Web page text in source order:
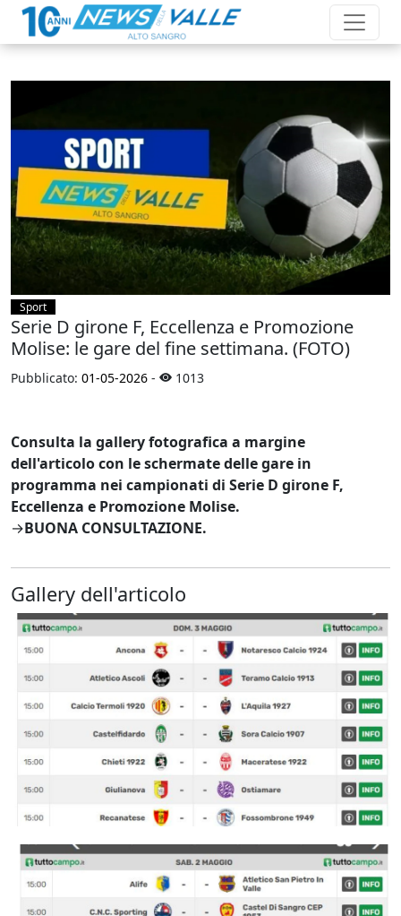
Sport
Serie D girone F, Eccellenza e Promozione
Molise: le gare del fine settimana. (FOTO)
Pubblicato: 01-05-2026 - 1013
Consulta la gallery fotografica a margine
dell'articolo con le schermate delle gare in
programma nei campionati di Serie D girone F,
Eccellenza e Promozione Molise.
→BUONA CONSULTAZIONE.
Gallery dell'articolo